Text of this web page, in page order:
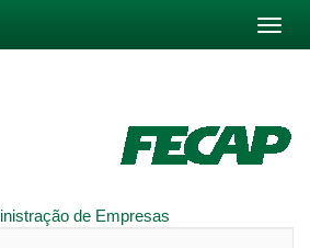
de Empresas